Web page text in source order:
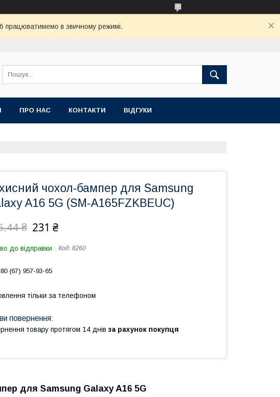
працюватимемо в звичному режимі.
ПРО НАС КОНТАКТИ ВІДГУКИ
чохол-бампер для Samsung
A16 5G (SM-A165FZKBEUC)
₴ 231 ₴
до відправки Код: 8260
(67) 957-93-65
тільки за телефоном
товару протягом 14 днів за рахунок покупця
для Samsung Galaxy A16 5G